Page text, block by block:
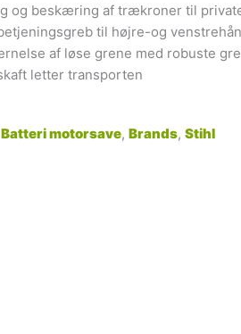
og beskæring af trækroner til
til højre-og
af løse grene med robuste
letter transporten
Batteri motorsave, Brands, Stihl